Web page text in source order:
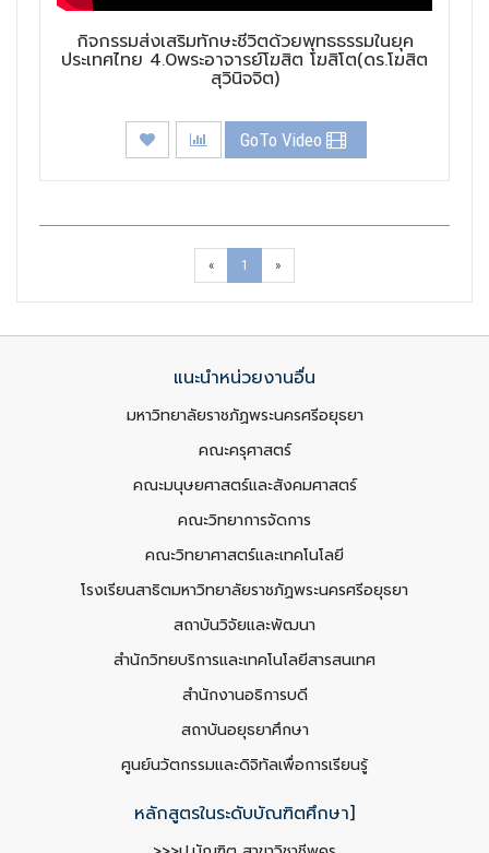
กิจกรรมส่งเสริมทักษะชีวิตด้วยพุทธธรรมในยุค
ประเทศไทย 4.0พระอาจารย์โฆสิต โฆสิโต(ดร.โฆสิต
สุวินิจจิต)
GoTo Video
« 1 »
แนะนำหน่วยงานอื่น
มหาวิทยาลัยราชภัฏพระนครศรีอยุธยา
คณะครุศาสตร์
คณะมนุษยศาสตร์และสังคมศาสตร์
คณะวิทยาการจัดการ
คณะวิทยาศาสตร์และเทคโนโลยี
โรงเรียนสาธิตมหาวิทยาลัยราชภัฏพระนครศรีอยุธยา
สถาบันวิจัยและพัฒนา
สำนักวิทยบริการและเทคโนโลยีสารสนเทศ
สำนักงานอธิการบดี
สถาบันอยุธยาศึกษา
ศูนย์นวัตกรรมและดิจิทัลเพื่อการเรียนรู้
หลักสูตรในระดับบัณฑิตศึกษา]